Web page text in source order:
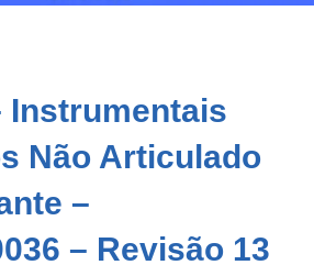
Instrumentais
Não Articulado
–
– Revisão 13